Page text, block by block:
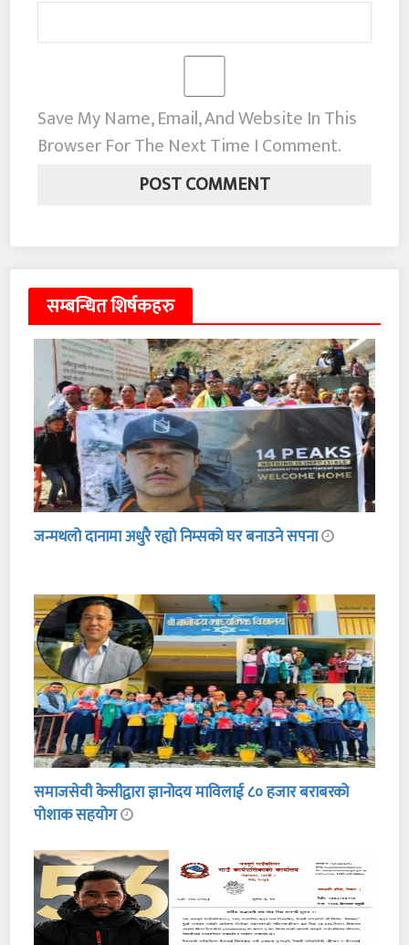
Save My Name, Email, And Website In This
Browser For The Next Time I Comment.
सम्बन्धित शिर्षकहरु
जन्मथलो दानामा अधुरै रह्यो निम्सको घर बनाउने सपना
समाजसेवी केसीद्वारा ज्ञानोदय माविलाई ८० हजार बराबरको
पोशाक सहयोग